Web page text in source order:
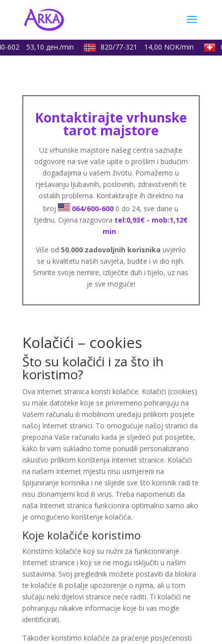
602 53,10 ден./min 820/77-321 14,00 NOK/min
Kontaktirajte vrhunske
tarot majstore
Uz vrhunske majstore našeg centra saznajte
odgovore na sve vaše upite o prošlim i budućim
događajima u vašem životu. Pomažemo u
rješavanju ljubavnih, poslovnih, zdravstvenih te
ostalih problema. Kontaktirajte ih direktno na
broj
064/600-600 0 do 24, sve dane u
tjednu. Cijena razgovora tel:0,93€ - mob:1,12€
min .
Više od 50.000 zadovoljnih korisnika uvjerilo
se u kvalitetu naših savjeta, budite i vi dio njih.
Smirite svoje nemire, izliječite duh i tijelo, uz nas
je sve moguće!
Kolačići – cookies
Što su kolačići i za što ih
koristimo?
Ova internet stranica koristi kolačiće. Kolačići (cookies)
su male datoteke koje se privremeno pohranjuju na
Vašem računalu ili mobilnom uređaju prilikom posjete
našoj Internet stranici. To omogućuje našoj stranici da
prepozna Vaše računalo kada je sljedeći put posjetite,
kako bi vam sukladno tome ponudili personalizirano
iskustvo prilikom korištenja Internet stranice. Kolačići
na našem Internet mjestu nisu usmjereni na
špijuniranje korisnika i ne slijede sve što korisnik radi te
nisu zlonamjerni kod ili virus. Treba napomenuti da
naša Internet stranica funkcionira optimalno samo ako
je omogućeno korištenje kolačića.
Koje kolačiće koristimo
Koristimo kolačiće koji su nužni za funkcioniranje
Internet stranice i koji se ne mogu isključiti u našim
sustavima. Svoj preglednik možete postaviti da blokira
te kolačiće ili pošalje upozorenje o njima, ali u tom
slučaju neki dijelovi stranice neće raditi. Ti kolačići ne
pohranjuju nikakve informacije koje bi vas mogle
identificirati.
Također koristimo kolačiće za praćenje posjećenosti